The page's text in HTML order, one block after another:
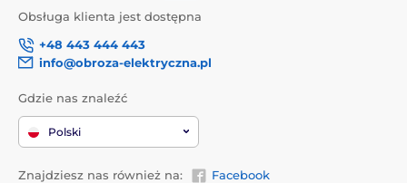
Obsługa klienta jest dostępna
+48 443 444 443
info@obroza-elektryczna.pl
Gdzie nas znaleźć
Polski
Znajdziesz nas również na: Facebook